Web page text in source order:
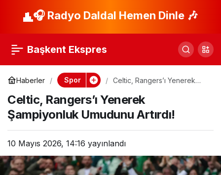
🎧 Radyo Daldal Hemen Dinle 🎶
Başkent Ekspres
Haberler Spor
Celtic, Rangers’ı Yenerek
Artırdı!
Celtic, Rangers’ı Yenerek
Şampiyonluk Umudunu Artırdı!
10 Mayıs 2026, 14:16 yayınlandı
Fenerbahçe Kadın
Şampiyonluk Sevinci!
Paylaş